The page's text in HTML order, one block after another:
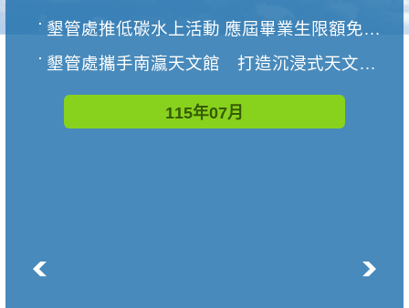
墾管處推低碳水上活動 應屆畢業生限額免費參加
墾管處攜手南瀛天文館 打造沉浸式天文探索營隊
115年07月